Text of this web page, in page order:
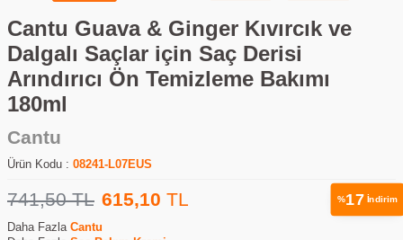
Cantu Guava & Ginger Kıvırcık ve
Dalgalı Saçlar için Saç Derisi
Arındırıcı Ön Temizleme Bakımı
180ml
Cantu
Ürün Kodu : 08241-L07EUS
741,50TL 615,10 TL %17 İndirim
Daha Fazla Cantu